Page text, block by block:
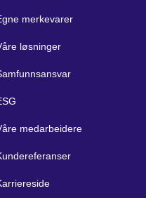
merkevarer
løsninger
medarbeidere